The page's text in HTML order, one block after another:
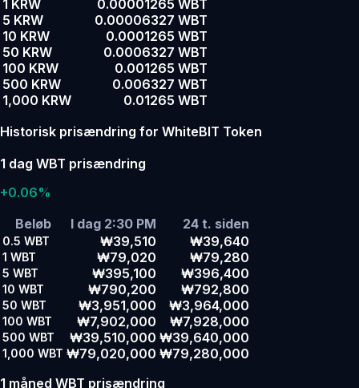
1 KRW
0.00001265 WBT
5 KRW
0.00006327 WBT
10 KRW
0.0001265 WBT
50 KRW
0.0006327 WBT
100 KRW
0.001265 WBT
500 KRW
0.006327 WBT
1,000 KRW
0.01265 WBT
Historisk prisændring for WhiteBIT Token
1 dag WBT prisændring
+0.06%
Beløb
I dag 2:30 PM 24 t. siden
0.5 WBT ₩39,510 ₩39,640
1 WBT ₩79,020 ₩79,280
5 WBT ₩395,100 ₩396,400
10 WBT ₩790,200 ₩792,800
50 WBT ₩3,951,000 ₩3,964,000
100 WBT ₩7,902,000 ₩7,928,000
500 WBT ₩39,510,000 ₩39,640,000
1,000 WBT ₩79,020,000 ₩79,280,000
1 måned WBT prisændring